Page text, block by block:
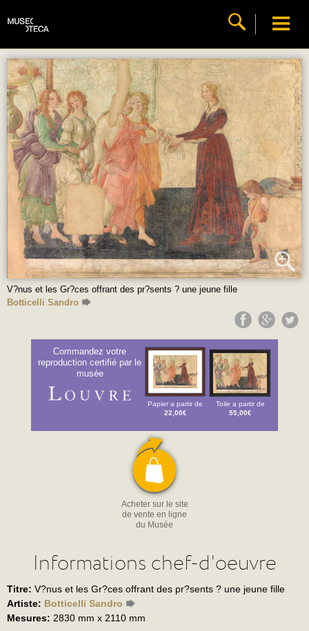
V?nus et les Gr?ces offrant des pr?sents ? une jeune fille
Botticelli Sandro
Commandez votre
reproduction certifié par le
musée
Papier a partir de
22,00€
Toile a partir de
55,00€
Acheter sur le site
de vente en ligne
du Musée
Informations chef-d'oeuvre
Titre: V?nus et les Gr?ces offrant des pr?sents ? une jeune fille
Artiste: Botticelli Sandro
Mesures: 2830 mm x 2110 mm